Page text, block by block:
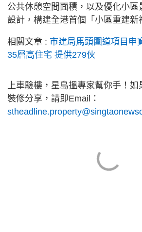
公共休憩空間面積，以及優化小區
設計，構建全港首個「小區重建新
相關文章 : 市建局馬頭圍道項目申
35層高住宅 提供279伙
上車驗樓，星島搵專家幫你手！如
裝修分享，請即Email：